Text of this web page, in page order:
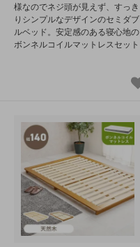
様なのでネジ頭が見えず、すっき
りシンプルなデザインのセミダブ
ルベッド。安定感のある寝心地の
ボンネルコイルマットレスセット